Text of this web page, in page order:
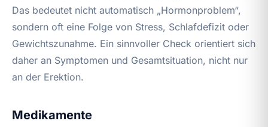
Das bedeutet nicht automatisch „Hormonproblem“,
sondern oft eine Folge von Stress, Schlafdefizit oder
Gewichtszunahme. Ein sinnvoller Check orientiert sich
daher an Symptomen und Gesamtsituation, nicht nur
an der Erektion.
Medikamente